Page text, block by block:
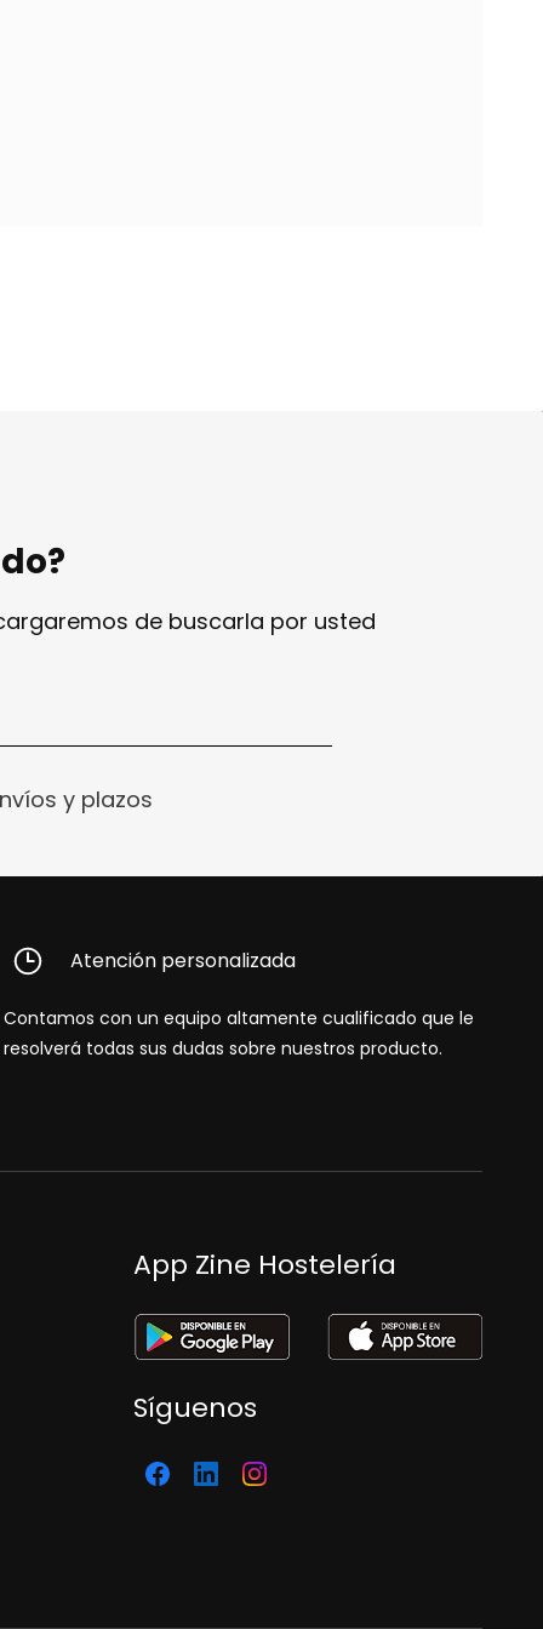
de buscarla por usted
y plazos
Atención personalizada
Contamos con un equipo altamente cualificado que le
resolverá todas sus dudas sobre nuestros producto.
App Zine Hostelería
Síguenos